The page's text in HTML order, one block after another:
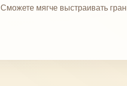
Сможете мягче выстраивать